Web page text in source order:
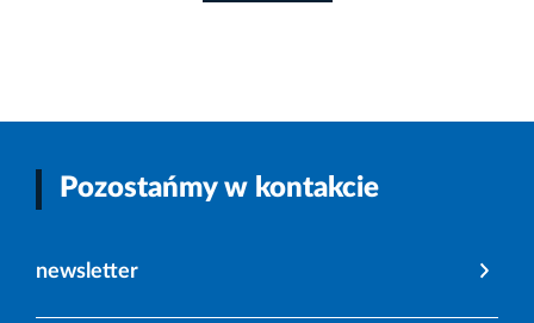
Pozostańmy w kontakcie
newsletter